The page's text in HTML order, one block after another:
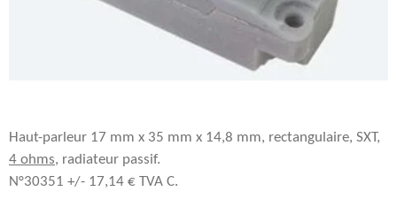
Haut-parleur 17 mm x 35 mm x 14,8 mm, rectangulaire, SXT,
4 ohms, radiateur passif.
N°30351 +/- 17,14 € TVA C.